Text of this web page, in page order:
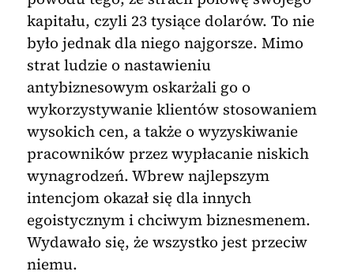
kapitału, czyli 23 tysiące dolarów. To nie
było jednak dla niego najgorsze. Mimo
strat ludzie o nastawieniu
antybiznesowym oskarżali go o
wykorzystywanie klientów stosowaniem
wysokich cen, a także o wyzyskiwanie
pracowników przez wypłacanie niskich
wynagrodzeń. Wbrew najlepszym
intencjom okazał się dla innych
egoistycznym i chciwym biznesmenem.
Wydawało się, że wszystko jest przeciw
niemu.